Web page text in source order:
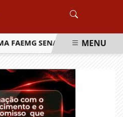
SENAR LANÇA O PRIMEIRO
MENU